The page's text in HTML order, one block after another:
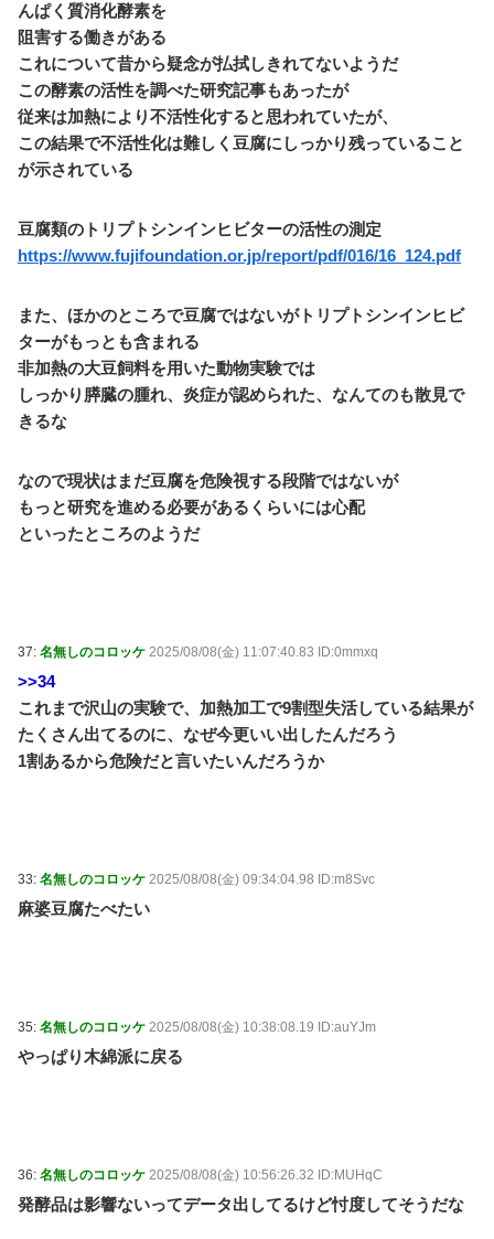
んぱく質消化酵素を
阻害する働きがある
これについて昔から疑念が払拭しきれてないようだ
この酵素の活性を調べた研究記事もあったが
従来は加熱により不活性化すると思われていたが、
この結果で不活性化は難しく豆腐にしっかり残っていること
が示されている
豆腐類のトリプトシンインヒビターの活性の測定
https://www.fujifoundation.or.jp/report/pdf/016/16_124.pdf
また、ほかのところで豆腐ではないがトリプトシンインヒビ
ターがもっとも含まれる
非加熱の大豆飼料を用いた動物実験では
しっかり膵臓の腫れ、炎症が認められた、なんてのも散見で
きるな
なので現状はまだ豆腐を危険視する段階ではないが
もっと研究を進める必要があるくらいには心配
といったところのようだ
37: 名無しのコロッケ 2025/08/08(金) 11:07:40.83 ID:0mmxq
>>34
これまで沢山の実験で、加熱加工で9割型失活している結果が
たくさん出てるのに、なぜ今更いい出したんだろう
1割あるから危険だと言いたいんだろうか
33: 名無しのコロッケ 2025/08/08(金) 09:34:04.98 ID:m8Svc
麻婆豆腐たべたい
35: 名無しのコロッケ 2025/08/08(金) 10:38:08.19 ID:auYJm
やっぱり木綿派に戻る
36: 名無しのコロッケ 2025/08/08(金) 10:56:26.32 ID:MUHqC
発酵品は影響ないってデータ出してるけど忖度してそうだな